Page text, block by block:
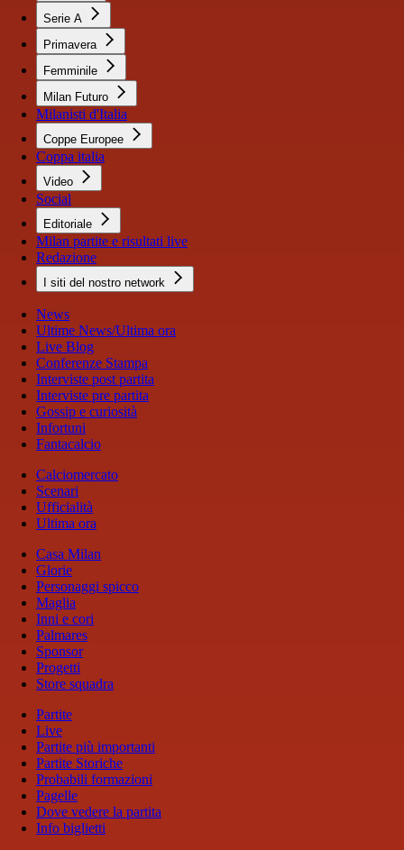
Serie A
Primavera
Femminile
Milan Futuro
Milanisti d'Italia
Coppe Europee
Coppa italia
Video
Social
Editoriale
Milan partite e risultati live
Redazione
I siti del nostro network
News
Ultime News/Ultima ora
Live Blog
Conferenze Stampa
Interviste post partita
Interviste pre partita
Gossip e curiosità
Infortuni
Fantacalcio
Calciomercato
Scenari
Ufficialità
Ultima ora
Casa Milan
Glorie
Personaggi spicco
Maglia
Inni e cori
Palmares
Sponsor
Progetti
Store squadra
Partite
Live
Partite più importanti
Partite Storiche
Probabili formazioni
Pagelle
Dove vedere la partita
Info biglietti